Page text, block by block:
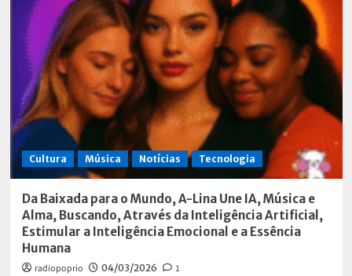
Cultura Música Notícias Tecnologia
Da Baixada para o Mundo, A-Lina Une IA, Música e
Alma, Buscando, Através da Inteligência Artificial,
Estimular a Inteligência Emocional e a Essência
Humana
radiopoprio 04/03/2026 1